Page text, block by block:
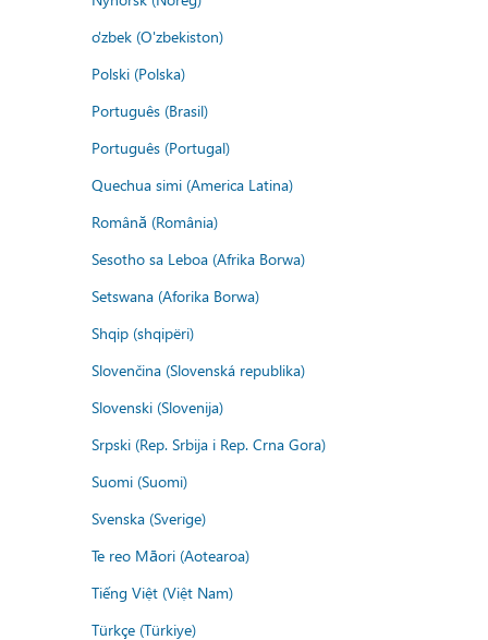
o'zbek (O'zbekiston)
Polski (Polska)
Português (Brasil)
Português (Portugal)
Quechua simi (America Latina)
Română (România)
Sesotho sa Leboa (Afrika Borwa)
Setswana (Aforika Borwa)
Shqip (shqipëri)
Slovenčina (Slovenská republika)
Slovenski (Slovenija)
Srpski (Rep. Srbija i Rep. Crna Gora)
Suomi (Suomi)
Svenska (Sverige)
Te reo Māori (Aotearoa)
Tiếng Việt (Việt Nam)
Türkçe (Türkiye)